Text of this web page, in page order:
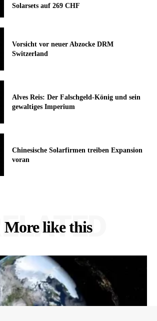
Solarsets auf 269 CHF
Vorsicht vor neuer Abzocke DRM
Switzerland
Alves Reis: Der Falschgeld-König und sein
gewaltiges Imperium
Chinesische Solarfirmen treiben Expansion
voran
More like this
RELATED